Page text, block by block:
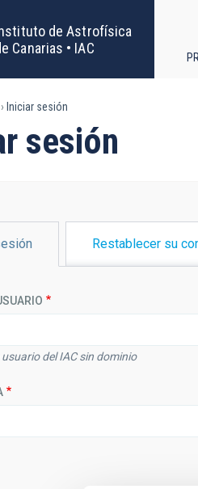
de Astrofísica
Canarias • IAC
Iniciar sesión
sesión
Restablecer su
del IAC sin dominio